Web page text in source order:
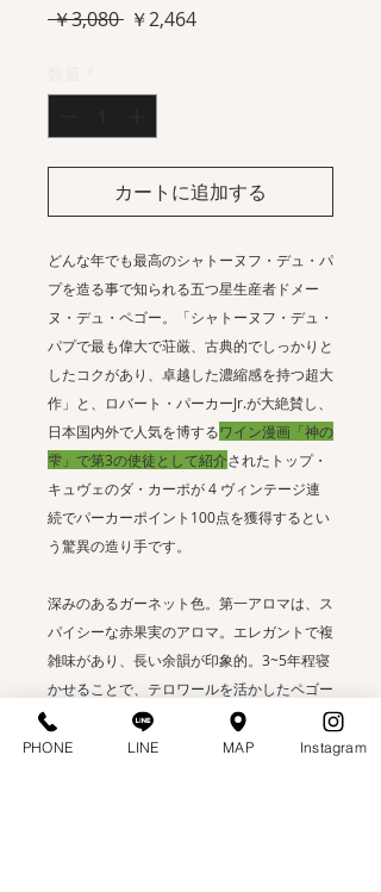
￥3,080 通
格
￥2,464セ
カートに追加する
どんな年でも最高のシャトーヌフ・デュ・パ
プを造る事で知られる五つ星生産者ドメー
ヌ・デュ・ペゴー。「シャトーヌフ・デュ・
パプで最も偉大で荘厳、古典的でしっかりと
したコクがあり、卓越した濃縮感を持つ超大
作」と、ロバート・パーカーJr.が大絶賛し、
日本国内外で人気を博するワイン漫画「神の
雫」で第3の使徒として紹介されたトップ・
キュヴェのダ・カーポが 4 ヴィンテージ連
続でパーカーポイント100点を獲得するとい
う驚異の造り手です。
深みのあるガーネット色。第一アロマは、ス
パイシーな赤果実のアロマ。エレガントで複
雑味があり、長い余韻が印象的。3~5年程寝
かせることで、テロワールを活かしたペゴー
ならではの味わいが引き出されます。
タイム
などスパイスで香りづけした赤身肉のグリ
PHONE LINE MAP Instagram